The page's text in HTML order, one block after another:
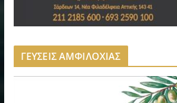
ΓΕΥΣΕΙΣ ΑΜΦΙΛΟΧΙΑΣ